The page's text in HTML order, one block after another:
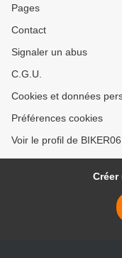
Pages
Contact
Signaler un abus
C.G.U.
Cookies et données
Préférences cookies
Voir le profil de